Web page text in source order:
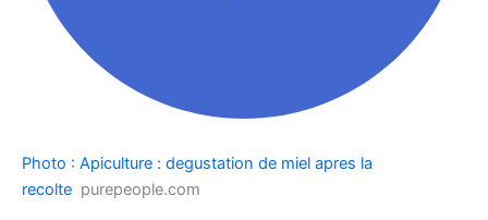
Photo : Apiculture : degustation de miel apres la
recolte purepeople.com